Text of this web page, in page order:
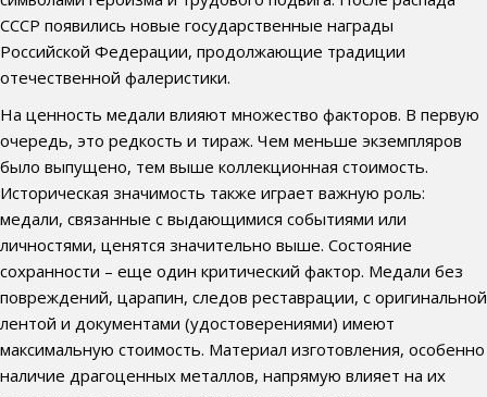
СССР появились новые государственные награды
Российской Федерации, продолжающие традиции
отечественной фалеристики.
На ценность медали влияют множество факторов. В первую
очередь, это редкость и тираж. Чем меньше экземпляров
было выпущено, тем выше коллекционная стоимость.
Историческая значимость также играет важную роль:
медали, связанные с выдающимися событиями или
личностями, ценятся значительно выше. Состояние
сохранности – еще один критический фактор. Медали без
повреждений, царапин, следов реставрации, с оригинальной
лентой и документами (удостоверениями) имеют
максимальную стоимость. Материал изготовления, особенно
наличие драгоценных металлов, напрямую влияет на их